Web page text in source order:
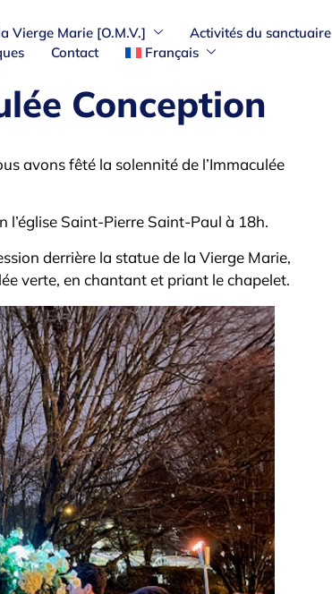
Vierge Marie [O.M.V.]
Activités du sanctuaire
Contact Français
Conception
avons fêté la solennité de l’Immaculée
l’église Saint-Pierre Saint-Paul à 18h.
derrière la statue de la Vierge Marie,
verte, en chantant et priant le chapelet.